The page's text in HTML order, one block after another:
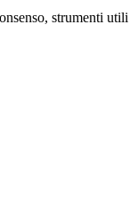
strumenti utili